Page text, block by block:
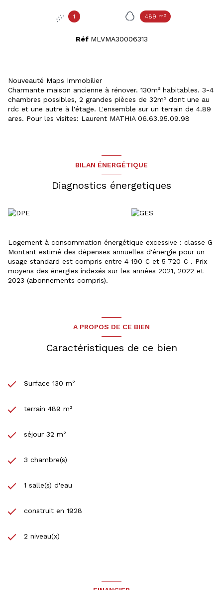
1 489 m²
Réf MLVMA30006313
Nouveauté Maps Immobilier
Charmante maison ancienne à rénover. 130m² habitables. 3-4
chambres possibles, 2 grandes pièces de 32m² dont une au
rdc et une autre à l'étage. L'ensemble sur un terrain de 4.89
ares. Pour les visites: Laurent MATHIA 06.63.95.09.98
BILAN ÉNERGÉTIQUE
Diagnostics énergetiques
Logement à consommation énergétique excessive : classe G
Montant estimé des dépenses annuelles d'énergie pour un
usage standard est compris entre 4 190 € et 5 720 € . Prix
moyens des énergies indexés sur les années 2021, 2022 et
2023 (abonnements compris).
A PROPOS DE CE BIEN
Caractéristiques de ce bien
Surface 130 m²
terrain 489 m²
séjour 32 m²
3 chambre(s)
1 salle(s) d'eau
construit en 1928
2 niveau(x)